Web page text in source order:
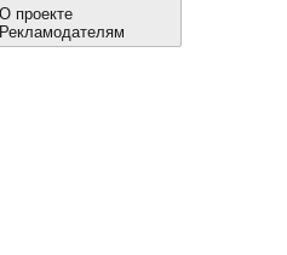
О проекте
Рекламодателям